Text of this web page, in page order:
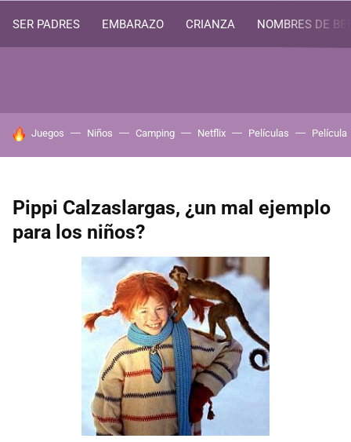
SER PADRES EMBARAZO CRIANZA NOMBRES DE
HOY SE HABLA DE
Juegos Niños Camping Netflix Películas Película
Pippi Calzaslargas, ¿un mal ejemplo
para los niños?